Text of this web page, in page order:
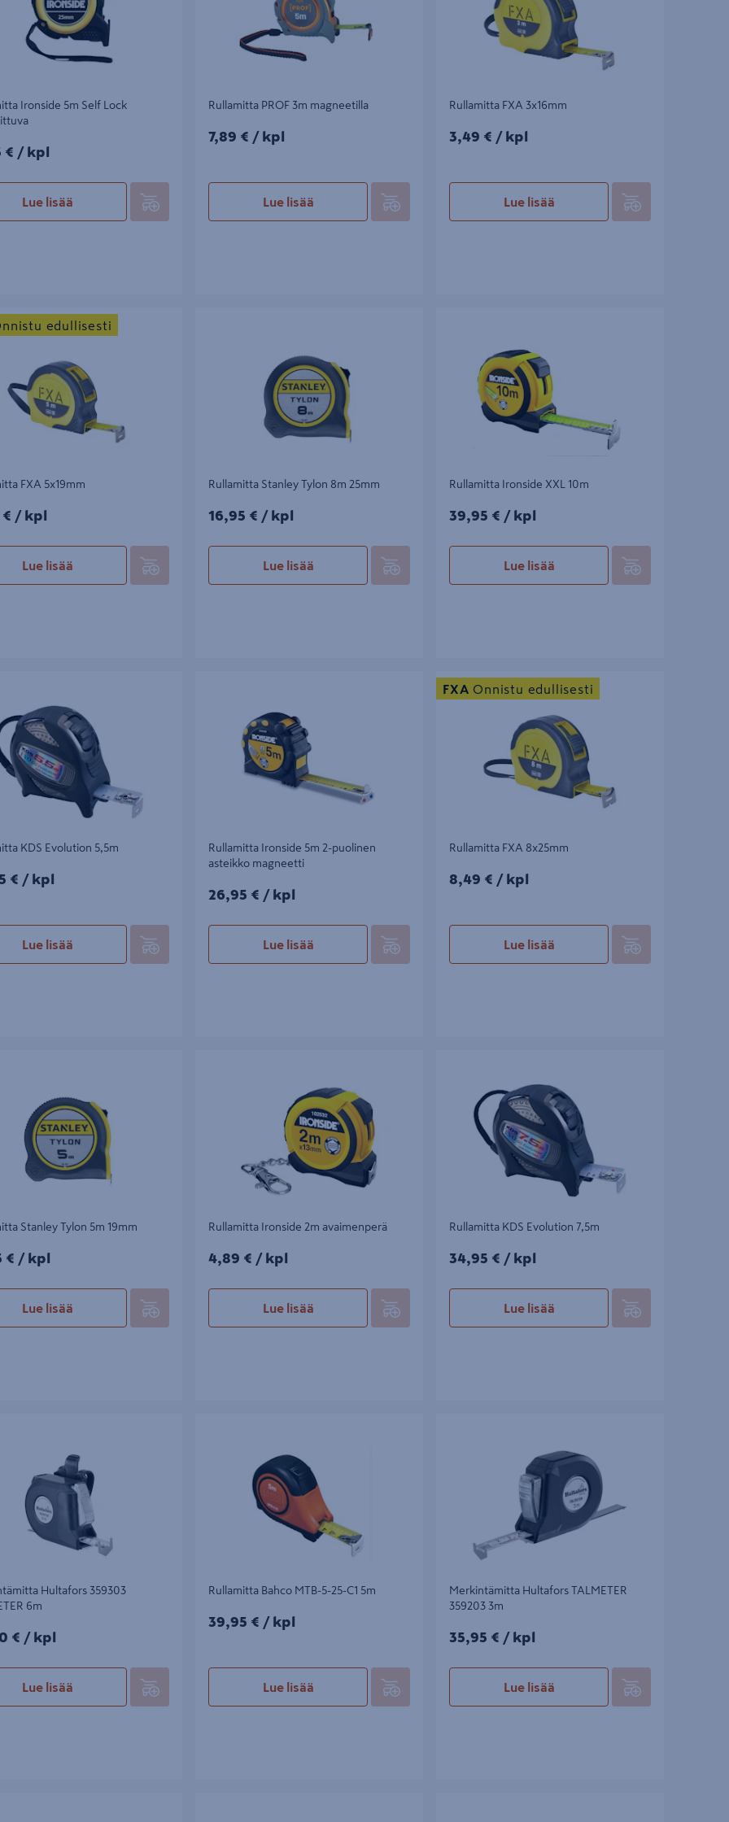
Ironside 5m Self Lock
kpl
€ / kpl
Lue lisää
Rullamitta PROF 3m magneetilla
7,89€/kpl
7,89 € / kpl
Lue lisää
Rullamitta FXA 3x16mm
3,49€/kpl
3,49 € / kpl
Lue lisää
FXA 5x19mm
FXA 5x19mm
kpl
/ kpl
Lue lisää
edullisesti
Rullamitta Stanley Tylon 8m 25mm
16,95€/kpl
16,95 € / kpl
Lue lisää
Rullamitta Ironside XXL 10m
39,95€/kpl
39,95 € / kpl
Lue lisää
KDS Evolution 5,5m
kpl
€ / kpl
Lue lisää
Rullamitta Ironside 5m 2-puolinen
asteikko magneetti
26,95€/kpl
26,95 € / kpl
Lue lisää
Rullamitta FXA 8x25mm
Rullamitta FXA 8x25mm
8,49€/kpl
8,49 € / kpl
Lue lisää
FXA Onnistu edullisesti
Stanley Tylon 5m 19mm
kpl
€ / kpl
Lue lisää
Rullamitta Ironside 2m avaimenperä
4,89€/kpl
4,89 € / kpl
Lue lisää
Rullamitta KDS Evolution 7,5m
34,95€/kpl
34,95 € / kpl
Lue lisää
Hultafors 359303
6m
kpl
€ / kpl
Lue lisää
Rullamitta Bahco MTB-5-25-C1 5m
39,95€/kpl
39,95 € / kpl
Lue lisää
Merkintämitta Hultafors TALMETER
359203 3m
35,95€/kpl
35,95 € / kpl
Lue lisää